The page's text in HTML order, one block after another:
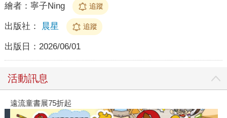
繪者： 寧子Ning 追蹤
出版社： 晨星 追蹤
出版日： 2026/06/01
活動訊息
遠流童書展75折起